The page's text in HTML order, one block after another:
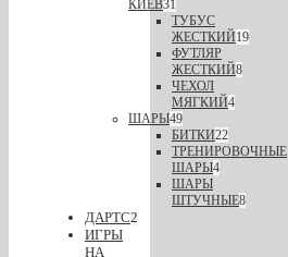
КИЕВ31
ТУБУС
ЖЕСТКИЙ19
ФУТЛЯР
ЖЕСТКИЙ8
ЧЕХОЛ
МЯГКИЙ4
ШАРЫ49
БИТКИ22
ТРЕНИРОВОЧНЫЕ
ШАРЫ4
ШАРЫ
ШТУЧНЫЕ8
ДАРТС2
ИГРЫ
НА